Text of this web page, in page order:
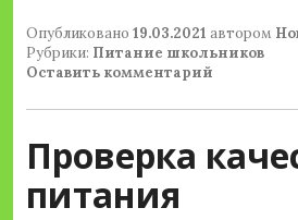
Опубликовано 19.03.2021 автором
Рубрики: Питание школьников
Оставить комментарий
Проверка
питания